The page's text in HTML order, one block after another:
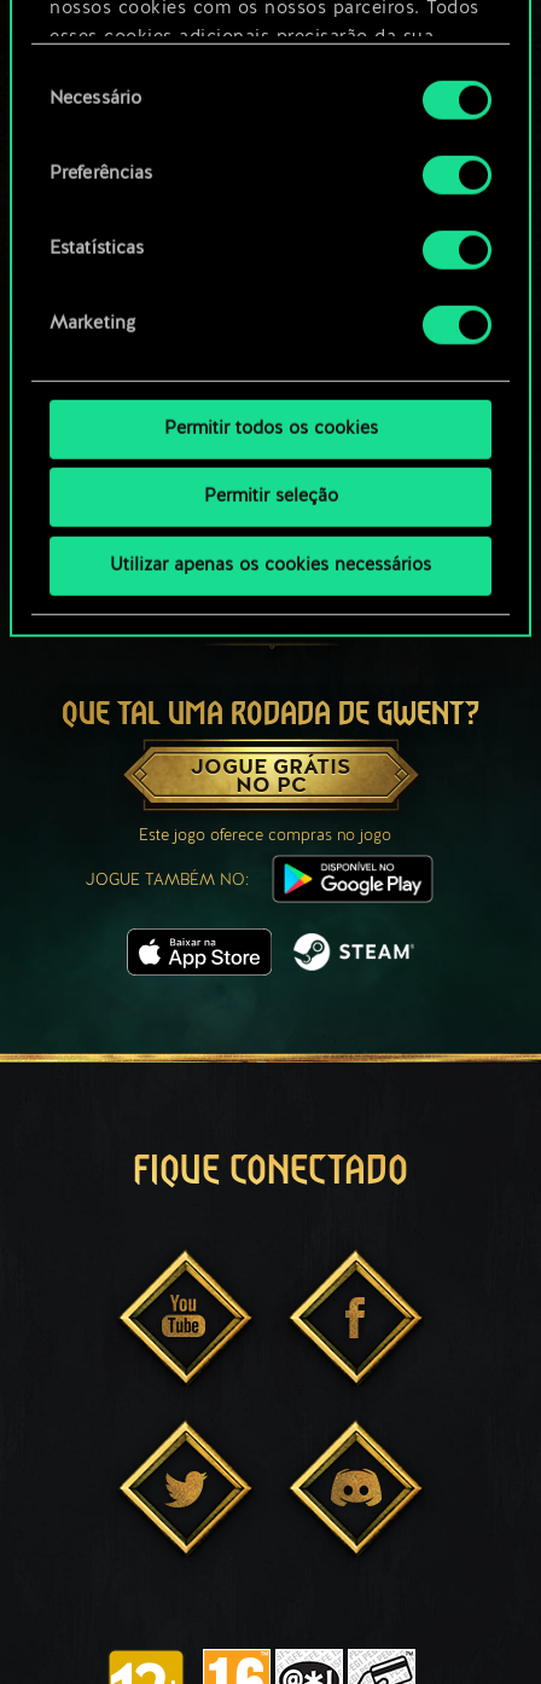
nossos cookies com os nossos parceiros. Todos
esses cookies adicionais precisarão da sua
Você encontrará todos os detalhes sobre o uso
de cookies e poderá ajustar as suas preferências
no menu "Configurações" abaixo.
deNecessário
Preferências
Estatísticas
Marketing
Permitir todos os cookies
Permitir seleção
Utilizar apenas os cookies necessários
comunidade
QUE TAL UMA RODADA DE GWENT?
JOGUE GRÁTIS
NO PC
Este jogo oferece compras no jogo
JOGUE TAMBÉM NO:
FIQUE CONECTADO